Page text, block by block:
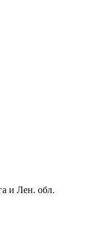
и Лен. обл.